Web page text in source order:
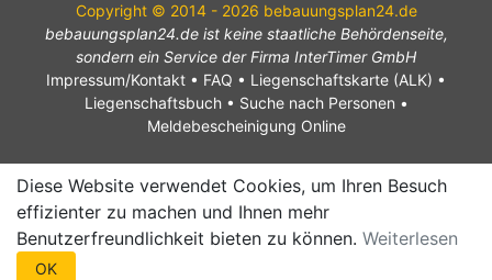
Copyright © 2014 - 2026 bebauungsplan24.de
bebauungsplan24.de ist keine staatliche Behördenseite,
sondern ein Service der Firma InterTimer GmbH
Impressum/Kontakt • FAQ • Liegenschaftskarte (ALK) •
Liegenschaftsbuch• Suche nach Personen •
Meldebescheinigung Online
Diese Website verwendet Cookies, um Ihren Besuch
effizienter zu machen und Ihnen mehr
Benutzerfreundlichkeit bieten zu können. Weiterlesen
OK